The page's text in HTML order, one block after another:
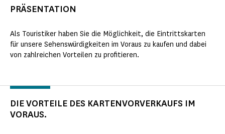
PRÄSENTATION
Als Touristiker haben Sie die Möglichkeit, die Eintrittskarten
für unsere Sehenswürdigkeiten im Voraus zu kaufen und dabei
von zahlreichen Vorteilen zu profitieren.
DIE VORTEILE DES KARTENVORVERKAUFS IM
VORAUS.